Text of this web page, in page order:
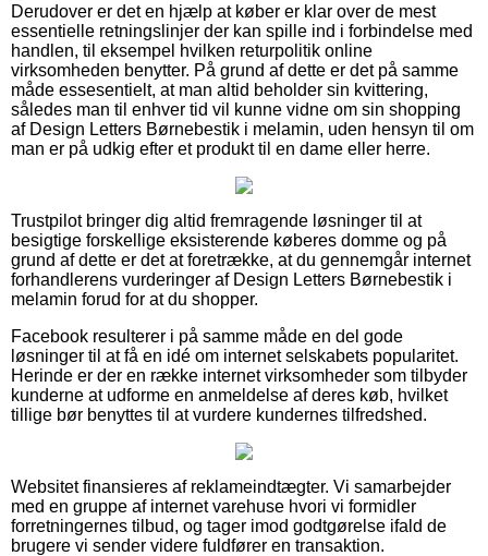
Derudover er det en hjælp at køber er klar over de mest
essentielle retningslinjer der kan spille ind i forbindelse med
handlen, til eksempel hvilken returpolitik online
virksomheden benytter. På grund af dette er det på samme
måde essesentielt, at man altid beholder sin kvittering,
således man til enhver tid vil kunne vidne om sin shopping
af Design Letters Børnebestik i melamin, uden hensyn til om
man er på udkig efter et produkt til en dame eller herre.
Trustpilot bringer dig altid fremragende løsninger til at
besigtige forskellige eksisterende køberes domme og på
grund af dette er det at foretrække, at du gennemgår internet
forhandlerens vurderinger af Design Letters Børnebestik i
melamin forud for at du shopper.
Facebook resulterer i på samme måde en del gode
løsninger til at få en idé om internet selskabets popularitet.
Herinde er der en række internet virksomheder som tilbyder
kunderne at udforme en anmeldelse af deres køb, hvilket
tillige bør benyttes til at vurdere kundernes tilfredshed.
Websitet finansieres af reklameindtægter. Vi samarbejder
med en gruppe af internet varehuse hvori vi formidler
forretningernes tilbud, og tager imod godtgørelse ifald de
brugere vi sender videre fuldfører en transaktion.